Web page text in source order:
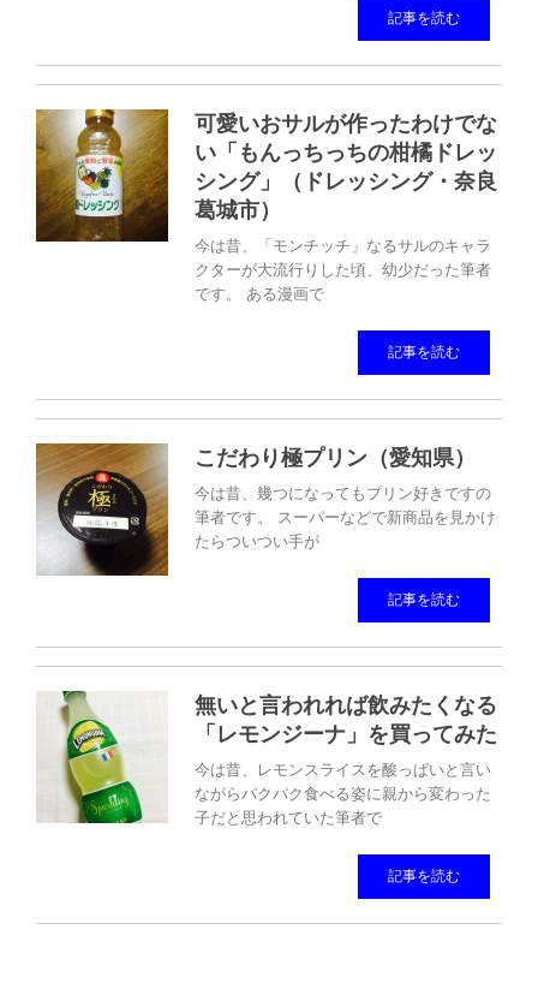
記事を読む
可愛いおサルが作ったわけでな
い「もんっちっちの柑橘ドレッ
シング」（ドレッシング・奈良
葛城市）
今は昔、「モンチッチ」なるサルのキャラ
クターが大流行りした頃、幼少だった筆者
です。 ある漫画で
記事を読む
こだわり極プリン（愛知県）
今は昔、幾つになってもプリン好きですの
筆者です。 スーパーなどで新商品を見かけ
たらついつい手が
記事を読む
無いと言われれば飲みたくなる
「レモンジーナ」を買ってみた
今は昔、レモンスライスを酸っぱいと言い
ながらパクパク食べる姿に親から変わった
子だと思われていた筆者で
記事を読む